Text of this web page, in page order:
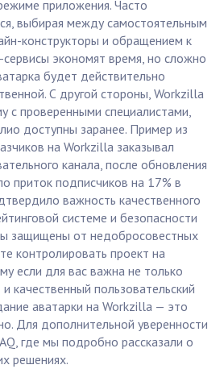
приложения. Часто
выбирая между самостоятельным
конструкторы и обращением к
экономят время, но сложно
будет действительно
С другой стороны, Workzilla
с проверенными специалистами,
доступны заранее. Пример из
на Workzilla заказывал
канала, после обновления
приток подписчиков на 17% в
важность качественного
системе и безопасности
защищены от недобросовестных
контролировать проект на
если для вас важна не только
качественный пользовательский
аватарки на Workzilla — это
Для дополнительной уверенности
где мы подробно рассказали о
решениях.